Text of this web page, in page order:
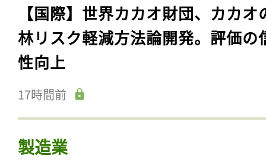
【国際】世界カカオ財団、カカオ
林リスク軽減方法論開発。評価の
性向上
17時間前
製造業